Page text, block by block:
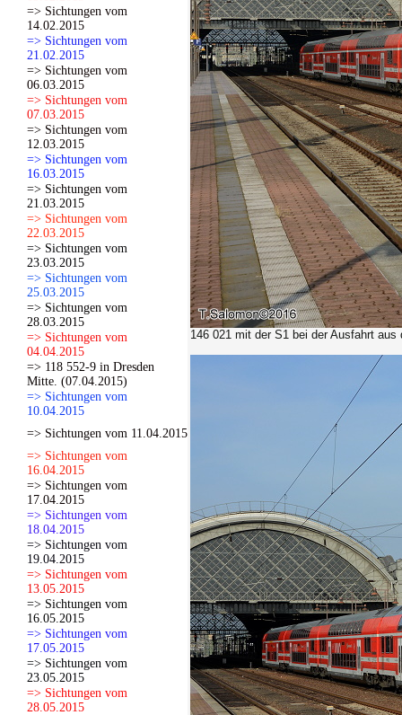
=> Sichtungen vom
14.02.2015
=> Sichtungen vom
21.02.2015
=> Sichtungen vom
06.03.2015
=> Sichtungen vom
07.03.2015
=> Sichtungen vom
12.03.2015
=> Sichtungen vom
16.03.2015
=> Sichtungen vom
21.03.2015
=> Sichtungen vom
22.03.2015
=> Sichtungen vom
23.03.2015
=> Sichtungen vom
25.03.2015
=> Sichtungen vom
28.03.2015
=> Sichtungen vom
04.04.2015
=> 118 552-9 in Dresden
Mitte. (07.04.2015)
=> Sichtungen vom
10.04.2015
=> Sichtungen vom 11.04.2015
=> Sichtungen vom
16.04.2015
=> Sichtungen vom
17.04.2015
=> Sichtungen vom
18.04.2015
=> Sichtungen vom
19.04.2015
=> Sichtungen vom
13.05.2015
=> Sichtungen vom
16.05.2015
=> Sichtungen vom
17.05.2015
=> Sichtungen vom
23.05.2015
=> Sichtungen vom
28.05.2015
146 021 mit der S1 bei der Ausfahrt